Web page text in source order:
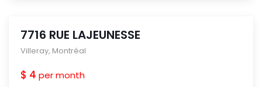
7716 RUE LAJEUNESSE
Villeray, Montréal
$ 4 per month